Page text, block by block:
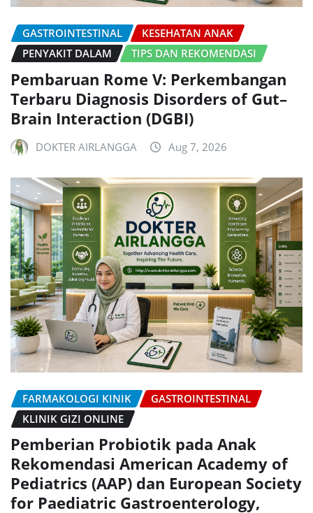
GASTROINTESTINAL
KESEHATAN ANAK
PENYAKIT DALAM
TIPS DAN REKOMENDASI
Pembaruan Rome V: Perkembangan
Terbaru Diagnosis Disorders of Gut–
Brain Interaction (DGBI)
DOKTER AIRLANGGA Aug 7, 2026
FARMAKOLOGI KINIK
GASTROINTESTINAL
KLINIK GIZI ONLINE
Pemberian Probiotik pada Anak
Rekomendasi American Academy of
Pediatrics (AAP) dan European Society
for Paediatric Gastroenterology,